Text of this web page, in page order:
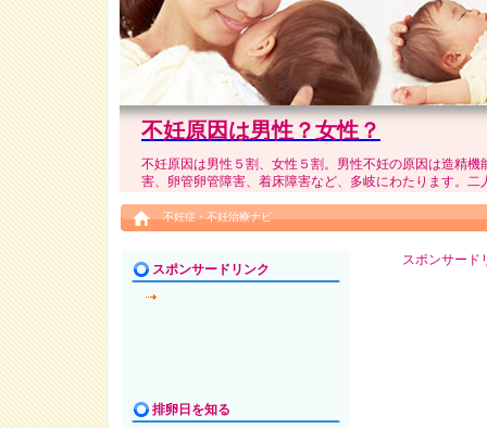
不妊原因は男性？女性？
不妊原因は男性５割、女性５割。男性不妊の原因は造精
害、卵管卵管障害、着床障害など、多岐にわたります。
不妊症・不妊治療ナビ
スポンサード
スポンサードリンク
排卵日を知る